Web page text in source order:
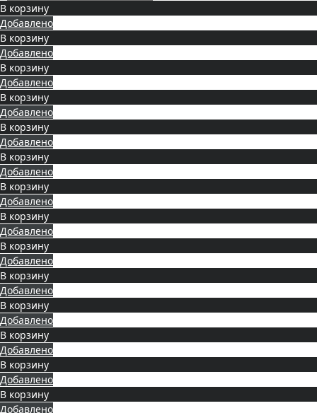
В корзину
Добавлено
В корзину
Добавлено
В корзину
Добавлено
В корзину
Добавлено
В корзину
Добавлено
В корзину
Добавлено
В корзину
Добавлено
В корзину
Добавлено
В корзину
Добавлено
В корзину
Добавлено
В корзину
Добавлено
В корзину
Добавлено
В корзину
Добавлено
В корзину
Добавлено